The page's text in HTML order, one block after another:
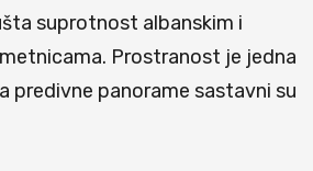
suprotnost albanskim i
Prostranost je jedna
predivne panorame sastavni su